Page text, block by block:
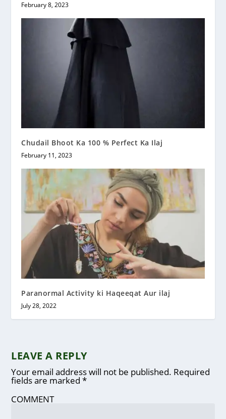
February 8, 2023
Chudail Bhoot Ka 100 % Perfect Ka Ilaj
February 11, 2023
Paranormal Activity ki Haqeeqat Aur ilaj
July 28, 2022
LEAVE A REPLY
Your email address will not be published. Required
fields are marked*
COMMENT